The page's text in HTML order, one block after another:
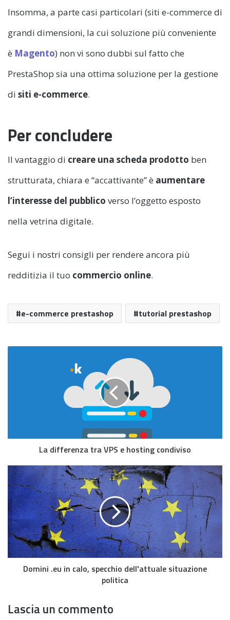
Insomma, a parte casi particolari (siti e-commerce di
grandi dimensioni, la cui soluzione più conveniente
è Magento) non vi sono dubbi sul fatto che
PrestaShop sia una ottima soluzione per la gestione
di siti e-commerce.
Per concludere
Il vantaggio di creare una scheda prodotto ben
strutturata, chiara e “accattivante” è aumentare
l’interesse del pubblico verso l’oggetto esposto
nella vetrina digitale.
Segui i nostri consigli per rendere ancora più
redditizia il tuo commercio online.
e-commerce prestashop tutorial prestashop
La differenza tra VPS e hosting condiviso
Domini .eu in calo, specchio dell'attuale situazione
politica
Lascia un commento